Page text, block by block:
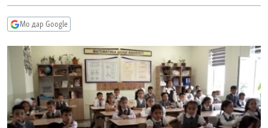
ВАРЗИШ
ОЗОДӢ ОНЛАЙН
ВИДЕО
НИГОРИСТОН
ГУЗОРИШҲОИ РАДИОӢ
РӮЙХАТҲО
КИТОБҲОИ ОЗОДӢ
Русский
ПАЙГИРӢ КУНЕД
Мо дар Google